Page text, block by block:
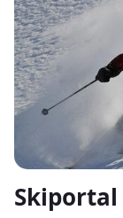
Skiportal